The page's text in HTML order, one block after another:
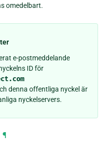
omedelbart.
e-postmeddelande
ID för
denna offentliga nyckel är
nyckelservers.
¶